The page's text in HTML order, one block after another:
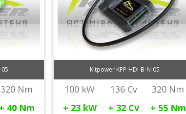
320 Nm
+ 40Nm
Kitpower KPP-HDI-B-N-05
100 kW 136 Cv
320 Nm
+ 23kW + 32 Cv + 55Nm